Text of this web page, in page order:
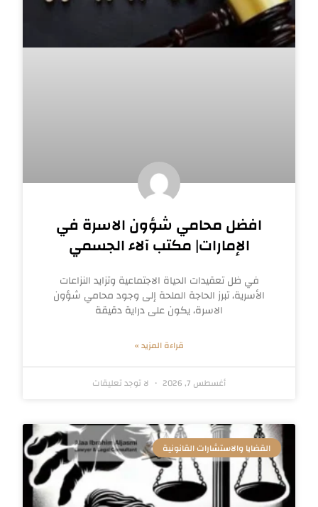
افضل محامي شؤون الاسرة في
الإمارات| مكتب آلاء الجسمي
في ظل تعقيدات الحياة الاجتماعية وتزايد النزاعات
الأسرية، تبرز الحاجة الملحة إلى وجود محامي شؤون
الاسرة، يكون على دراية دقيقة
قراءة المزيد »
أغسطس 7, 2026 لا توجد تعليقات
القضايا والاستشارات القانونية